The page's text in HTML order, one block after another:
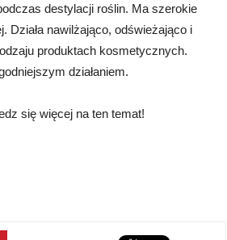
destylacji roślin. Ma szerokie
Działa nawilżająco, odświeżająco i
produktach kosmetycznych.
działaniem.
się więcej na ten temat!